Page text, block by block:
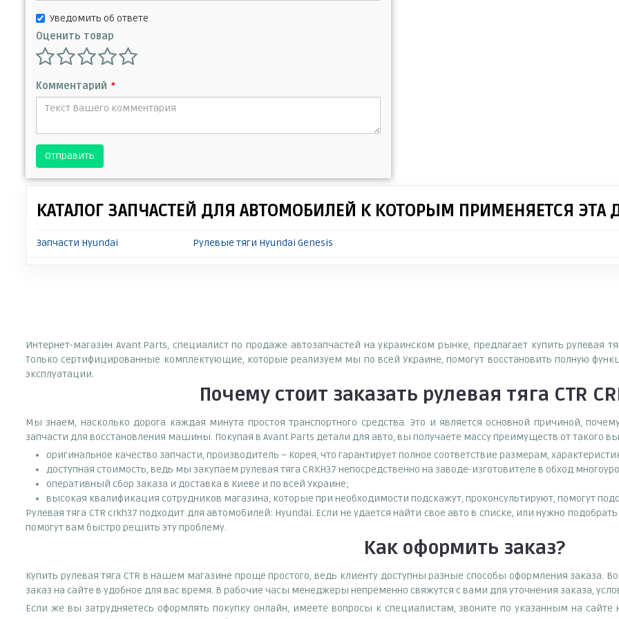
Уведомить об ответе
Оценить товар
Комментарий *
Отправить
КАТАЛОГ ЗАПЧАСТЕЙ ДЛЯ АВТОМОБИЛЕЙ К КОТОРЫМ ПРИМЕНЯЕТСЯ ЭТА
Запчасти Hyundai Рулевые тяги Hyundai Genesis
Интернет-магазин Avant.Parts, специалист по продаже автозапчастей на украинском рынке, предлагает купить рулевая
Только сертифицированные комплектующие, которые реализуем мы по всей Украине, помогут восстановить полную
эксплуатации.
Почему стоит заказать рулевая тяга CTR
Мы знаем, насколько дорога каждая минута простоя транспортного средства. Это и является основной причиной,
запчасти для восстановления машины. Покупая в Avant.Parts детали для авто, вы получаете массу преимуществ от такого
оригинальное качество запчасти, производитель – Корея, что гарантирует полное соответствие размерам,
доступная стоимость, ведь мы закупаем рулевая тяга CRKH37 непосредственно на заводе-изготовителе в обход
оперативный сбор заказа и доставка в Киеве и по всей Украине;
высокая квалификация сотрудников магазина, которые при необходимости подскажут, проконсультируют, помогут
Рулевая тяга CTR crkh37 подходит для автомобилей: Hyundai. Если не удается найти свое авто в списке, или нужно
помогут вам быстро решить эту проблему.
Как оформить заказ?
Купить рулевая тяга CTR в нашем магазине проще простого, ведь клиенту доступны разные способы оформления заказа.
заказ на сайте в удобное для вас время. В рабочие часы менеджеры непременно свяжутся с вами для уточнения заказа,
Если же вы затрудняетесь оформлять покупку онлайн, имеете вопросы к специалистам, звоните по указанным на